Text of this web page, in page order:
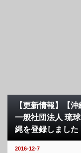
【更新情報】【
一般社団法人 琉
縄を登録しました
2016-12-7